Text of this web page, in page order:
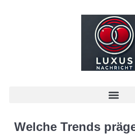
Welche Trends